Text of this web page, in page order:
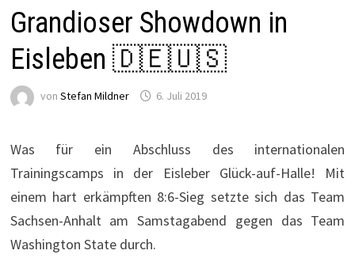
Grandioser Showdown in
Eisleben 🇩🇪🇺🇸
von Stefan Mildner 6. Juli 2019
Was für ein Abschluss des internationalen
Trainingscamps in der Eisleber Glück-auf-Halle! Mit
einem hart erkämpften 8:6-Sieg setzte sich das Team
Sachsen-Anhalt am Samstagabend gegen das Team
Washington State durch.